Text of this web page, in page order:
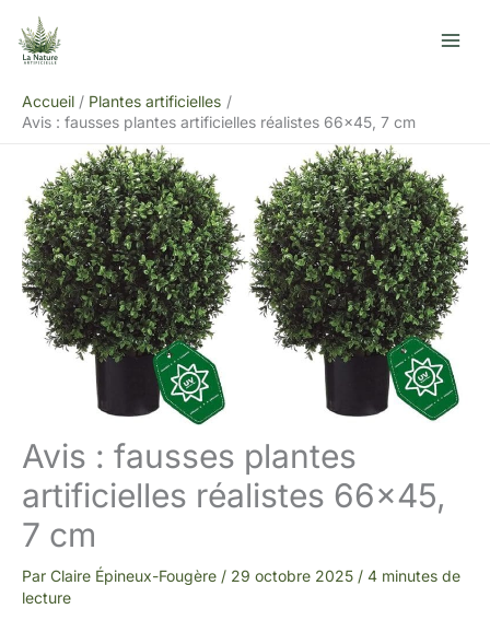
contenu
Accueil
Plantes artificielles
Avis : fausses plantes artificielles réalistes 66×45, 7 cm
Avis : fausses plantes
artificielles réalistes 66×45,
7 cm
Par Claire Épineux-Fougère / 29 octobre 2025 / 4 minutes de
lecture
e
h
c
h
e
r